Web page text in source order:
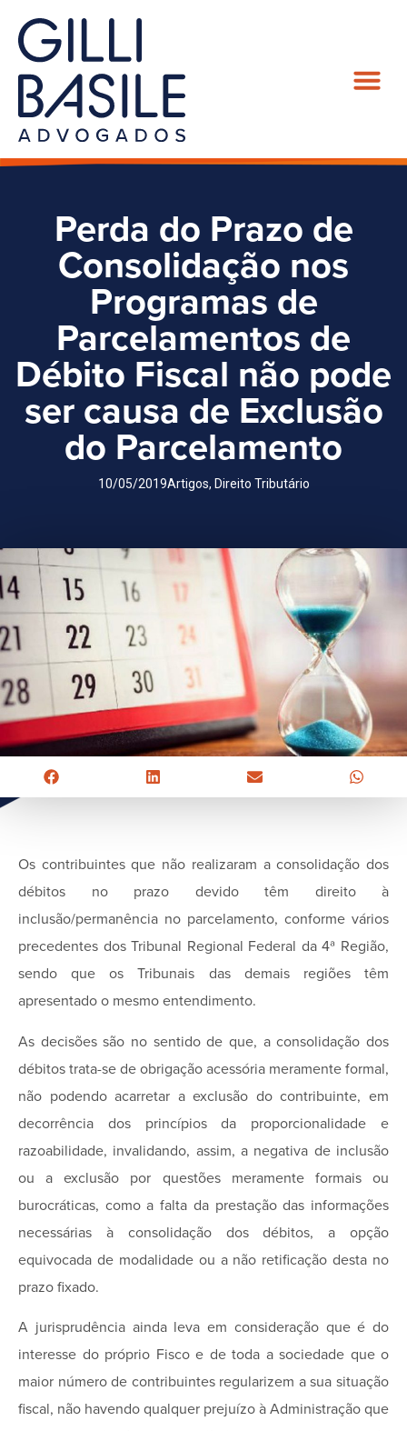
Perda do Prazo de
Consolidação nos
Programas de
Parcelamentos de
Débito Fiscal não pode
ser causa de Exclusão
do Parcelamento
10/05/2019Artigos, Direito Tributário
Os contribuintes que não realizaram a consolidação dos
débitos no prazo devido têm direito à
inclusão/permanência no parcelamento, conforme vários
precedentes dos Tribunal Regional Federal da 4ª Região,
sendo que os Tribunais das demais regiões têm
apresentado o mesmo entendimento.
As decisões são no sentido de que, a consolidação dos
débitos trata-se de obrigação acessória meramente formal,
não podendo acarretar a exclusão do contribuinte, em
decorrência dos princípios da proporcionalidade e
razoabilidade, invalidando, assim, a negativa de inclusão
ou a exclusão por questões meramente formais ou
burocráticas, como a falta da prestação das informações
necessárias à consolidação dos débitos, a opção
equivocada de modalidade ou a não retificação desta no
prazo fixado.
A jurisprudência ainda leva em consideração que é do
interesse do próprio Fisco e de toda a sociedade que o
maior número de contribuintes regularizem a sua situação
fiscal, não havendo qualquer prejuízo à Administração que